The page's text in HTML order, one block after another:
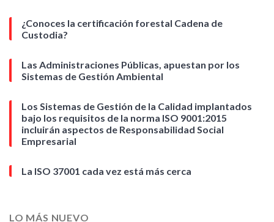
¿Conoces la certificación forestal Cadena de
Custodia?
Las Administraciones Públicas, apuestan por los
Sistemas de Gestión Ambiental
Los Sistemas de Gestión de la Calidad implantados
bajo los requisitos de la norma ISO 9001:2015
incluirán aspectos de Responsabilidad Social
Empresarial
La ISO 37001 cada vez está más cerca
LO MÁS NUEVO